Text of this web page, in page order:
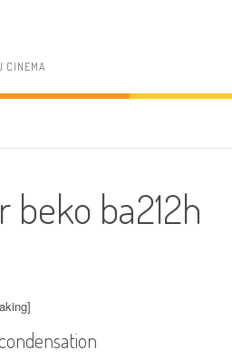
CINEMA
beko ba212h